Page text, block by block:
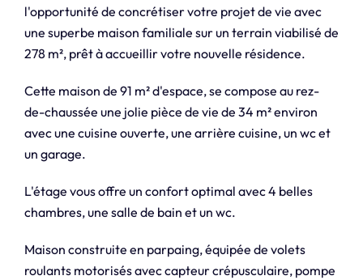
l'opportunité de concrétiser votre projet de vie avec
une superbe maison familiale sur un terrain viabilisé de
278 m², prêt à accueillir votre nouvelle résidence.
Cette maison de 91 m² d'espace, se compose au rez-
de-chaussée une jolie pièce de vie de 34 m² environ
avec une cuisine ouverte, une arrière cuisine, un wc et
un garage.
L'étage vous offre un confort optimal avec 4 belles
chambres, une salle de bain et un wc.
Maison construite en parpaing, équipée de volets
roulants motorisés avec capteur crépusculaire, pompe